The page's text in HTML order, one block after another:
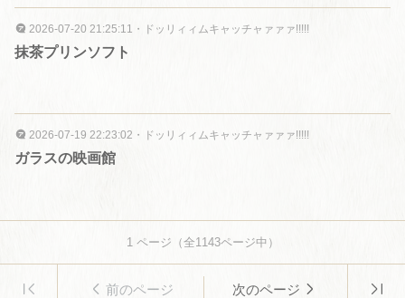
2026-07-20 21:25:11 ・ ドッリィィムキャッチャァァァ!!!!!
抹茶プリンソフト
2026-07-19 22:23:02 ・ ドッリィィムキャッチャァァァ!!!!!
ガラスの映画館
1ページ（全1143ページ中）
前のページ 次のページ